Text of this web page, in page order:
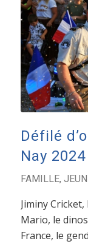
Défilé
Nay 2024
FAMILLE,
Jiminy
Mario, le
France, le